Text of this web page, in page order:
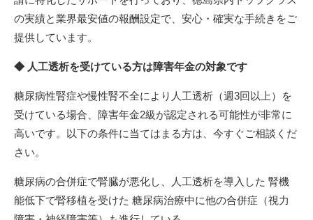
の実績と業界最安値の報酬設定で、安心・確実な手続きをご
提供しています。
◆ 人工透析を受けている方は障害年金の対象です
糖尿病性腎症や慢性腎不全により人工透析（週3回以上）を
受けている場合、障害年金2級が認定される可能性が非常に
高いです。以下の条件に当てはまる方は、今すぐご相談くだ
さい。
糖尿病の合併症で腎臓が悪化し、人工透析を導入した 腎機
能低下で腎移植を受けた 糖尿病治療中に他の合併症（視力